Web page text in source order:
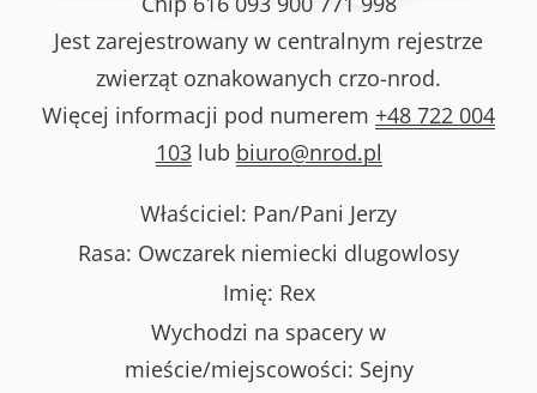
Jest zarejestrowany w centralnym rejestrze
zwierząt oznakowanych crzo-nrod.
Więcej informacji pod numerem +48 722 004
103lub biuro@nrod.pl
Właściciel: Pan/Pani Jerzy
Rasa: Owczarek niemiecki dlugowlosy
Imię: Rex
Wychodzi na spacery w
mieście/miejscowości: Sejny